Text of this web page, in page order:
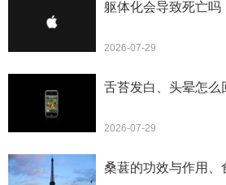
躯体化会导致死亡吗
2026-07-29
舌苔发白、头晕怎么
2026-07-29
桑葚的功效与作用、